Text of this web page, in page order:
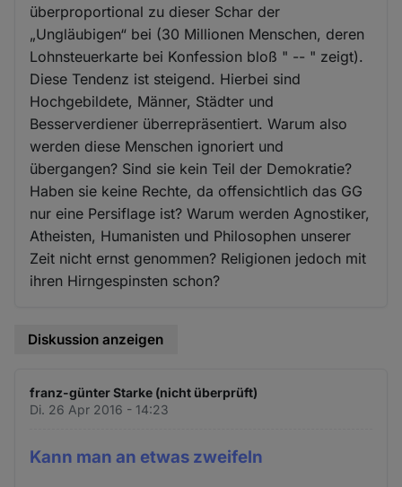
überproportional zu dieser Schar der
„Ungläubigen“ bei (30 Millionen Menschen, deren
Lohnsteuerkarte bei Konfession bloß " -- " zeigt).
Diese Tendenz ist steigend. Hierbei sind
Hochgebildete, Männer, Städter und
Besserverdiener überrepräsentiert. Warum also
werden diese Menschen ignoriert und
übergangen? Sind sie kein Teil der Demokratie?
Haben sie keine Rechte, da offensichtlich das GG
nur eine Persiflage ist? Warum werden Agnostiker,
Atheisten, Humanisten und Philosophen unserer
Zeit nicht ernst genommen? Religionen jedoch mit
ihren Hirngespinsten schon?
Diskussion anzeigen
franz-günter Starke (nicht überprüft)
Di. 26 Apr 2016 - 14:23
Kann man an etwas zweifeln